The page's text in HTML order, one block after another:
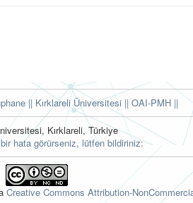
|| Kırklareli Üniversitesi || OAI-PMH ||
Kırklareli, Türkiye
hata görürseniz, lütfen bildiriniz:
Creative Commons Attribution-